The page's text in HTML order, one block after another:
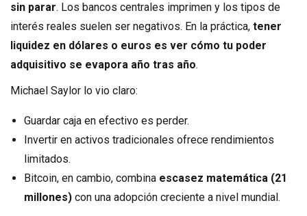
sin parar. Los bancos centrales imprimen y los tipos de
interés reales suelen ser negativos. En la práctica, tener
liquidez en dólares o euros es ver cómo tu poder
adquisitivo se evapora año tras año.
Michael Saylor lo vio claro:
Guardar caja en efectivo es perder.
Invertir en activos tradicionales ofrece rendimientos
limitados.
Bitcoin, en cambio, combina escasez matemática (21
millones) con una adopción creciente a nivel mundial.